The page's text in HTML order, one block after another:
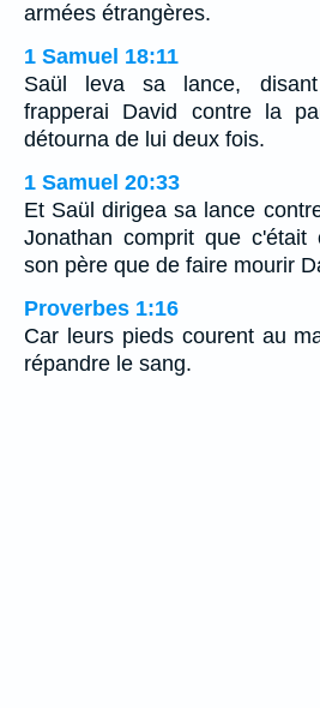
armées étrangères.
1 Samuel 18:11
Saül leva sa lance,
frapperai David contre la
détourna de lui deux fois.
1 Samuel 20:33
Et Saül dirigea sa lance
Jonathan comprit que c'était
son père que de faire mourir
Proverbes 1:16
Car leurs pieds courent au
répandre le sang.